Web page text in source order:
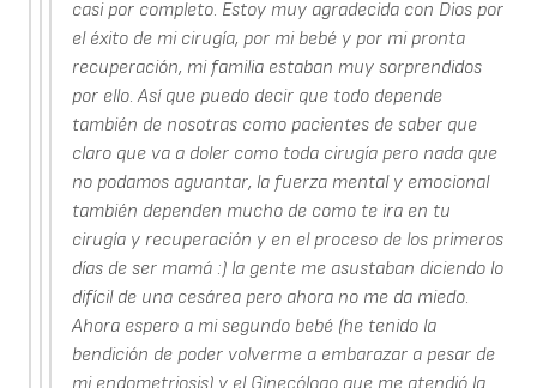
casi por completo. Estoy muy agradecida con Dios por
el éxito de mi cirugía, por mi bebé y por mi pronta
recuperación, mi familia estaban muy sorprendidos
por ello. Así que puedo decir que todo depende
también de nosotras como pacientes de saber que
claro que va a doler como toda cirugía pero nada que
no podamos aguantar, la fuerza mental y emocional
también dependen mucho de como te ira en tu
cirugía y recuperación y en el proceso de los primeros
días de ser mamá :) la gente me asustaban diciendo lo
difícil de una cesárea pero ahora no me da miedo.
Ahora espero a mi segundo bebé (he tenido la
bendición de poder volverme a embarazar a pesar de
mi endometriosis) y el Ginecólogo que me atendió la